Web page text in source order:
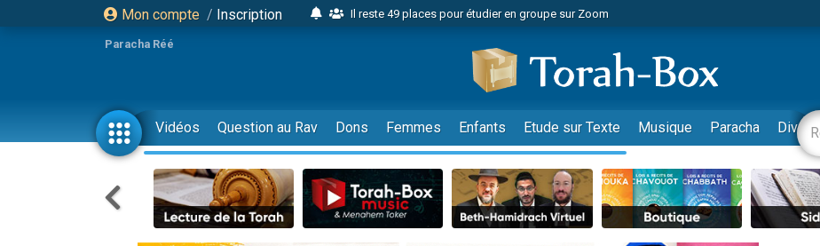
Mon compte / Inscription
Il reste 49 places pour étudier en groupe sur Zoom
2 personnes viennent de nous rejoindre sur WhatsApp
6 personnes viennent de nous rejoindre sur WhatsApp
4 personnes viennent de faire un don pour Reloger Rivka, 6 enfants, victime de violences...
2 personnes viennent de faire un don pour 1 Journée de Vacances Pour les Enfants
17 personnes viennent de demander une bénédiction
4 personnes viennent de nous rejoindre sur WhatsApp
Il reste 49 places pour étudier en groupe sur Zoom
Paracha Réé
Vidéos Question au Rav Dons Femmes Enfants Etude sur Texte Musique Paracha